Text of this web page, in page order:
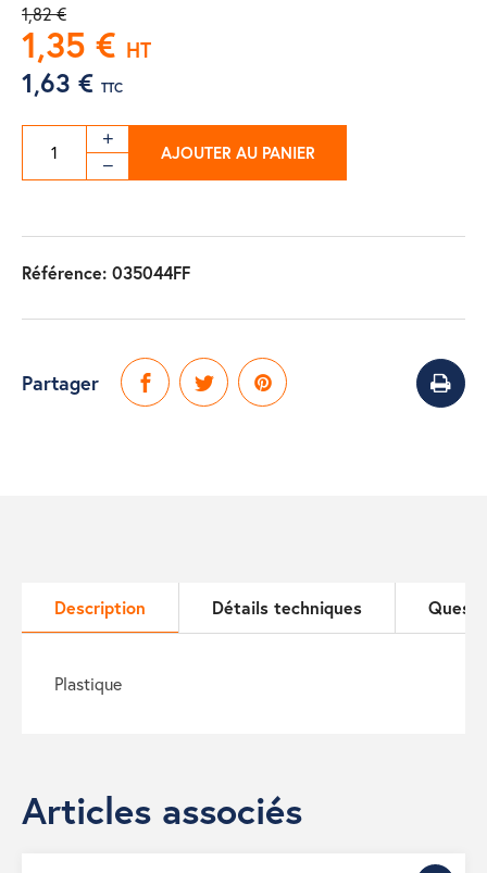
1,82 €
1,35 € HT
1,63 € TTC
AJOUTER AU PANIER
Référence: 035044FF
Partager
Description Détails techniques
plastique
Articles associés